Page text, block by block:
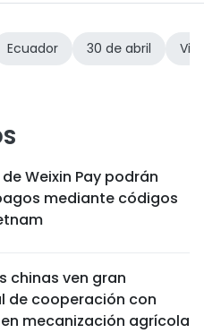
Ecuador 30 de abril
Weixin Pay podrán
mediante códigos
chinas ven gran
de cooperación con
mecanización agrícola